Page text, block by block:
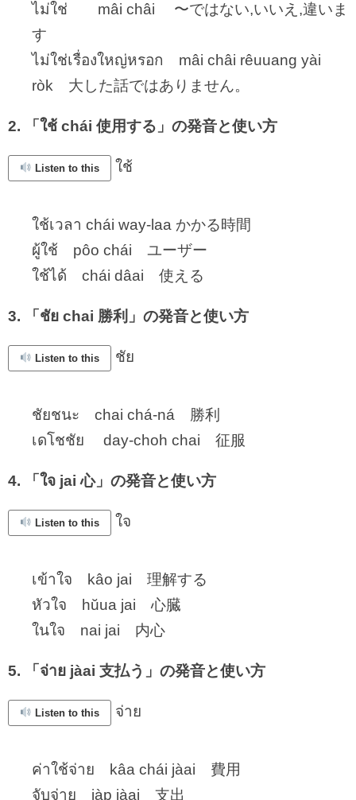
ไม่ใช่ mâi châi 〜ではない,いいえ,違いま
す
ไม่ใช่เรื่องใหญ่หรอก mâi châi rêuuang yài
ròk 大した話ではありません。
2. 「ใช้ chái 使用する」の発音と使い方
Listen to this ใช้
ใช้เวลา chái way-laa かかる時間
ผู้ใช้ pôo chái ユーザー
ใช้ได้ chái dâai 使える
3. 「ชัย chai 勝利」の発音と使い方
Listen to this ชัย
ชัยชนะ chai chá-ná 勝利
เดโชชัย day-choh chai 征服
4. 「ใจ jai 心」の発音と使い方
Listen to this ใจ
เข้าใจ kâo jai 理解する
หัวใจ hŭua jai 心臓
ในใจ nai jai 内心
5. 「จ่าย jàai 支払う」の発音と使い方
Listen to this จ่าย
ค่าใช้จ่าย kâa chái jàai 費用
จับจ่าย jàp jàai 支出